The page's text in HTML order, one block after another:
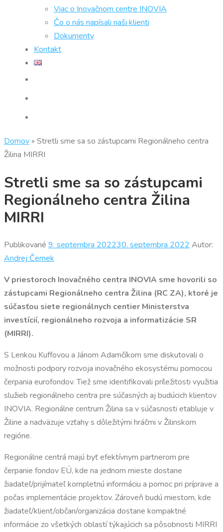
Viac o Inovačnom centre INOVIA
Čo o nás napísali naši klienti
Dokumenty
Kontakt
Domov » Stretli sme sa so zástupcami Regionálneho centra
Žilina MIRRI
Stretli sme sa so zástupcami
Regionálneho centra Žilina
MIRRI
Publikované 9. septembra 202230. septembra 2022 Autor:
Andrej Černek
V priestoroch Inovačného centra INOVIA sme hovorili so
zástupcami Regionálneho centra Žilina (RC ZA), ktoré je
súčasťou siete regionálnych centier Ministerstva
investícií, regionálneho rozvoja a informatizácie SR
(MIRRI).
S Lenkou Kuffovou a Jánom Adamčíkom sme diskutovali o
možnosti podpory rozvoja inovačného ekosystému pomocou
čerpania eurofondov. Tiež sme identifikovali príležitosti využitia
služieb regionálneho centra pre súčasných aj budúcich klientov
INOVIA. Regionálne centrum Žilina sa v súčasnosti etabluje v
Žiline a nadväzuje vzťahy s dôležitými hráčmi v Žilinskom
regióne.
Regionálne centrá majú byť efektívnym partnerom pre
čerpanie fondov EÚ, kde na jednom mieste dostane
žiadateľ/prijímateľ kompletnú informáciu a pomoc pri príprave a
počas implementácie projektov. Zároveň budú miestom, kde
žiadateľ/klient/občan/organizácia dostane kompaktné
informácie zo všetkých oblastí týkajúcich sa pôsobnosti MIRRI